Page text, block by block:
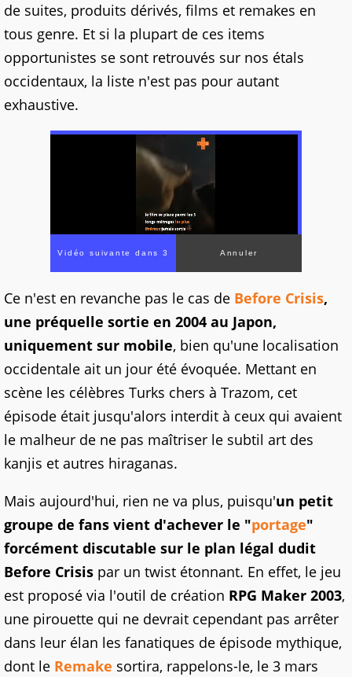
de suites, produits dérivés, films et remakes en
tous genre. Et si la plupart de ces items
opportunistes se sont retrouvés sur nos étals
occidentaux, la liste n'est pas pour autant
exhaustive.
Ce n'est en revanche pas le cas de Before Crisis,
une préquelle sortie en 2004 au Japon,
uniquement sur mobile, bien qu'une localisation
occidentale ait un jour été évoquée. Mettant en
scène les célèbres Turks chers à Trazom, cet
épisode était jusqu'alors interdit à ceux qui avaient
le malheur de ne pas maîtriser le subtil art des
kanjis et autres hiraganas.
Mais aujourd'hui, rien ne va plus, puisqu'un petit
groupe de fans vient d'achever le "portage"
forcément discutable sur le plan légal dudit
Before Crisis par un twist étonnant. En effet, le jeu
est proposé via l'outil de création RPG Maker 2003,
une pirouette qui ne devrait cependant pas arrêter
dans leur élan les fanatiques de épisode mythique,
dont le Remake sortira, rappelons-le, le 3 mars